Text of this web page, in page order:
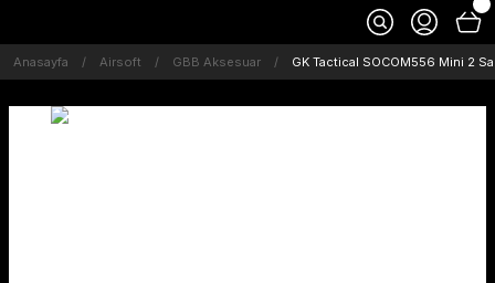
Anasayfa Airsoft GBB Aksesuar GK Tactical SOCOM556 Mini 2